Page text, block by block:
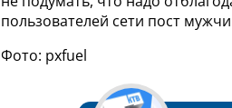
пользователей сети пост
Фото: pxfuel